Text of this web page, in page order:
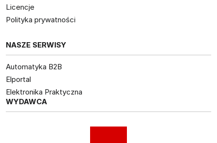
Licencje
Polityka prywatności
NASZE SERWISY
Automatyka B2B
Elportal
Elektronika Praktyczna
WYDAWCA